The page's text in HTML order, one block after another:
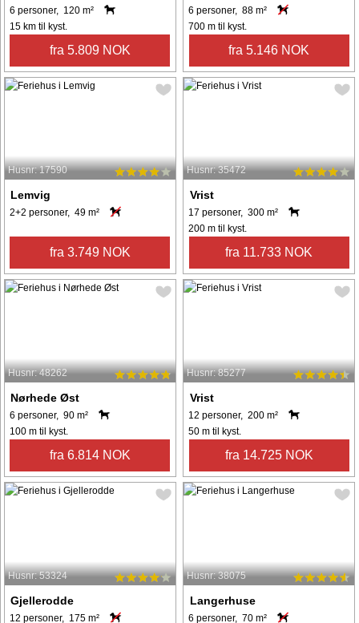
6 personer, 120 m²
15 km til kyst.
fra 5.809 NOK
6 personer, 88 m²
700 m til kyst.
fra 5.146 NOK
Husnr: 17590
Lemvig
2+2 personer, 49 m²
fra 3.749 NOK
Husnr: 35472
Vrist
17 personer, 300 m²
200 m til kyst.
fra 11.733 NOK
Husnr: 48262
Nørhede Øst
6 personer, 90 m²
100 m til kyst.
fra 6.814 NOK
Husnr: 85277
Vrist
12 personer, 200 m²
50 m til kyst.
fra 14.725 NOK
Husnr: 53324
Gjellerodde
12 personer, 175 m²
Husnr: 38075
Langerhuse
6 personer, 70 m²